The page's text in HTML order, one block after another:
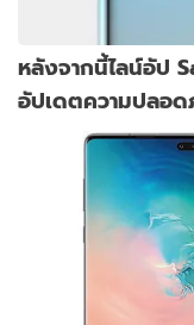
หลังจากนี้ไลน์อัป
อัปเดตความปลอ